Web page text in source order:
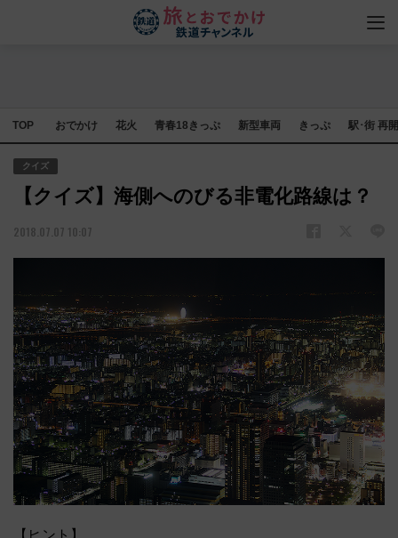
TOP おでかけ 花火 青春18きっぷ 新型車両 きっぷ 駅･街 再
クイズ
【クイズ】海側へのびる非電化路線は？
2018.07.07 10:07